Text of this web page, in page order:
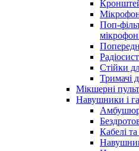
Поп-
Стійки
Тримачі
Мікшерні
Навушники і
Кабелі